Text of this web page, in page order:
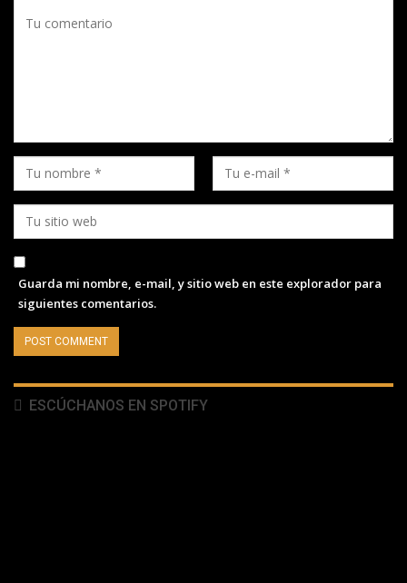
Guarda mi nombre, e-mail, y sitio web en este explorador para
siguientes comentarios.
ESCÚCHANOS EN SPOTIFY